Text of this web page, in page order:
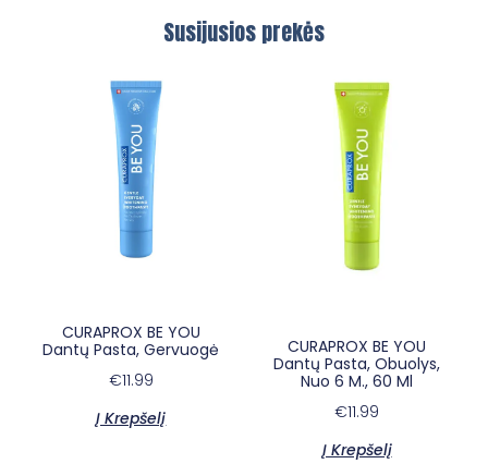
Susijusios prekės
CURAPROX BE YOU
Dantų Pasta, Gervuogė
€11.99
Į Krepšelį
CURAPROX BE YOU
Dantų Pasta, Obuolys,
Nuo 6 M., 60 Ml
€11.99
Į Krepšelį